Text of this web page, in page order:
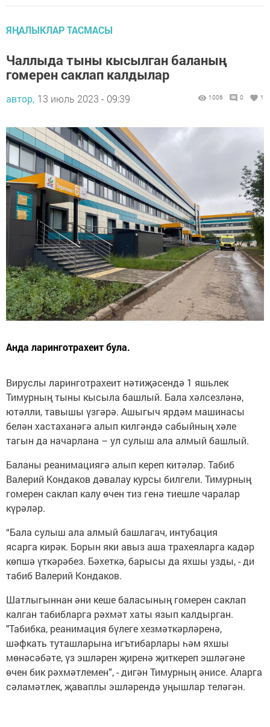
ЯҢАЛЫКЛАР ТАСМАСЫ
Чаллыда тыны кысылган баланың
гомерен саклап калдылар
автор, 13 июль 2023 - 09:39 1006 0 1
Анда ларинготрахеит була.
Вируслы ларинготрахеит нәтиҗәсендә 1 яшьлек
Тимурның тыны кысыла башлый. Бала хәлсезләнә,
ютәлли, тавышы үзгәрә. Ашыгыч ярдәм машинасы
белән хастаханәгә алып килгәндә сабыйның хәле
тагын да начарлана – ул сулыш ала алмый башлый.
Баланы реанимациягә алып кереп китәләр. Табиб
Валерий Кондаков дәвалау курсы билгели. Тимурның
гомерен саклап калу өчен тиз генә тиешле чаралар
күрәләр.
“Бала сулыш ала алмый башлагач, интубация
ясарга кирәк. Борын яки авыз аша трахеяларга кадәр
көпшә үткәрәбез. Бәхеткә, барысы да яхшы узды, - ди
табиб Валерий Кондаков.
Шатлыгыннан әни кеше баласының гомерен саклап
калган табибларга рәхмәт хаты язып калдырган.
"Табибка, реанимация бүлеге хезмәткәрләренә,
шәфкать туташларына игътибарлары һәм яхшы
мөнәсәбәте, үз эшләрен җиренә җиткереп эшләгәне
өчен бик рәхмәтлемен”, - дигән Тимурның әнисе. Аларга
сәламәтлек, җаваплы эшләрендә уңышлар теләгән.